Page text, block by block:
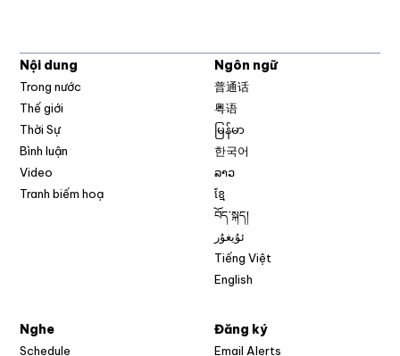
Nội dung
Trong nước
Thế giới
Thời Sự
Bình luận
Video
Tranh biếm hoạ
Ngôn ngữ
普通话
粤语
မြန်မာ
한국어
ລາວ
ខ្មែ
བོད་སྐད།
ئۇيغۇر
Tiếng Việt
English
Nghe
Schedule
Đăng ký
Email Alerts